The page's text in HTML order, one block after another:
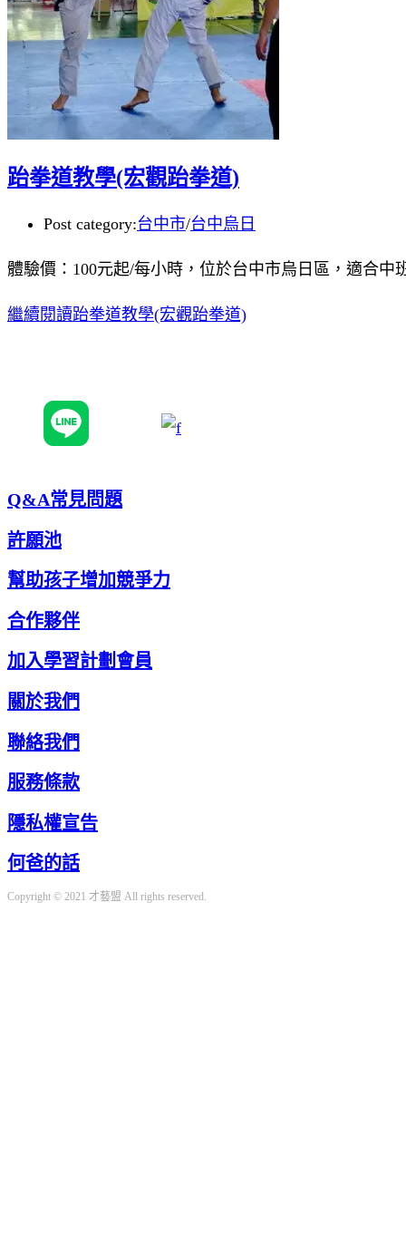
跆拳道教學(宏觀跆拳道)
Post category:台中市/台中烏日
體驗價：100元起/每小時，位於台中市烏日區，適合中
繼續閱讀跆拳道教學(宏觀跆拳道)
Q&A常見問題
許願池
幫助孩子增加競爭力
合作夥伴
加入學習計劃會員
關於我們
聯絡我們
服務條款
隱私權宣告
何爸的話
Copyright © 2021 才藝盟 All rights reserved.